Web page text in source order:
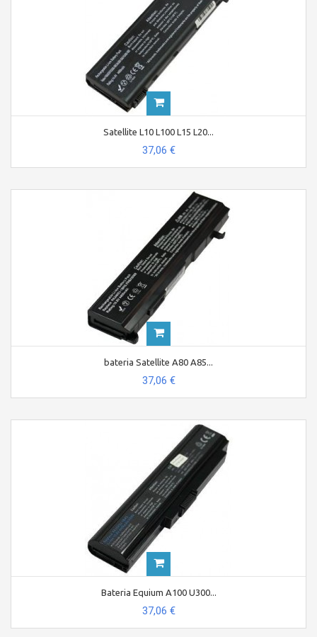
Satellite L10 L100 L15 L20...
37,06 €
bateria Satellite A80 A85...
37,06 €
Bateria Equium A100 U300...
37,06 €